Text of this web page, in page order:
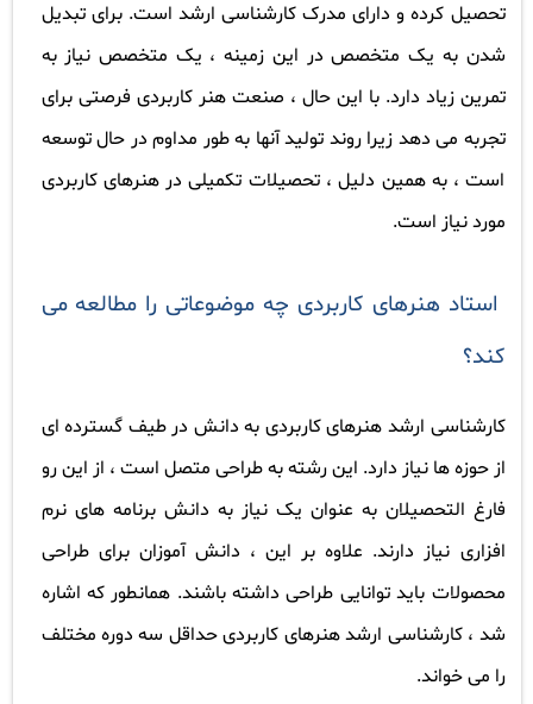
تحصیل کرده و دارای مدرک کارشناسی ارشد است. برای تبدیل
شدن به یک متخصص در این زمینه ، یک متخصص نیاز به
تمرین زیاد دارد. با این حال ، صنعت هنر کاربردی فرصتی برای
تجربه می دهد زیرا روند تولید آنها به طور مداوم در حال توسعه
است ، به همین دلیل ، تحصیلات تکمیلی در هنرهای کاربردی
مورد نیاز است.
استاد هنرهای کاربردی چه موضوعاتی را مطالعه می
کند؟
کارشناسی ارشد هنرهای کاربردی به دانش در طیف گسترده ای
از حوزه ها نیاز دارد. این رشته به طراحی متصل است ، از این رو
فارغ التحصیلان به عنوان یک نیاز به دانش برنامه های نرم
افزاری نیاز دارند. علاوه بر این ، دانش آموزان برای طراحی
محصولات باید توانایی طراحی داشته باشند. همانطور که اشاره
شد ، کارشناسی ارشد هنرهای کاربردی حداقل سه دوره مختلف
را می خواند.